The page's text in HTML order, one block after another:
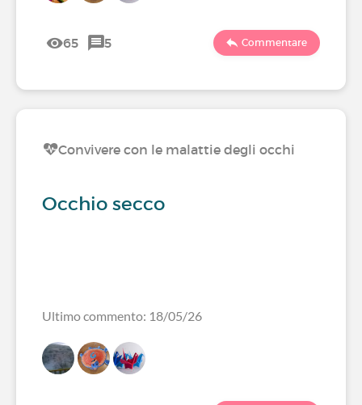
65 5 Commentare
Convivere con le malattie degli occhi
Occhio secco
Ultimo commento: 18/05/26